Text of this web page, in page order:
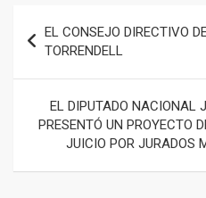
de
entradas
EL CONSEJO DIRECTIVO
TORRENDELL
EL DIPUTADO NACIONAL
PRESENTÓ UN PROYECTO
JUICIO POR JURADOS